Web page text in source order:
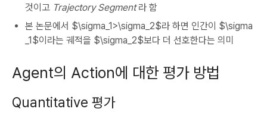
것이고 Trajectory Segment라 함
본 논문에서 $\sigma_1>\sigma_2$라 하면 인간이 $\sigma
_1$이라는 궤적을 $\sigma_2$보다 더 선호한다는 의미
Agent의 Action에 대한 평가 방법
Quantitative 평가